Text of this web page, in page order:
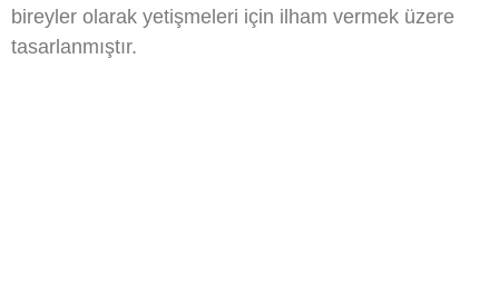
bireyler olarak yetişmeleri için ilham vermek üzere
tasarlanmıştır.